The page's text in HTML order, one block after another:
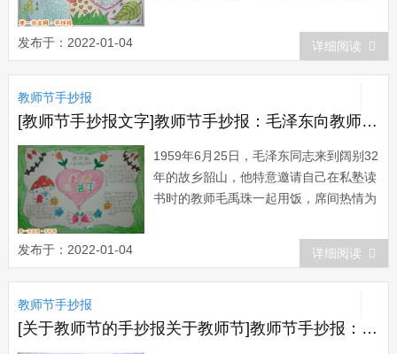
这个名字却显得格外的厚重。师者，传
道、授业、解惑。教师，多么神圣的字
眼。这个名字赋予我们的实在太多太
发布于：2022-01-04 详细阅读
教师节手抄报
[教师节手抄报文字]教师节手抄报：毛泽东向教师敬酒
1959年6月25日，毛泽东同志来到阔别32
年的故乡韶山，他特意邀请自己在私塾读
书时的教师毛禹珠一起用饭，席间热情为
说：“主席敬酒，岂敢岂敢!”毛主席却笑盈
盈地回答：“敬老尊贤，应该应该!”
这幅教师节手抄报排版...
发布于：2022-01-04 详细阅读
教师节手抄报
[关于教师节的手抄报关于教师节]教师节手抄报：教师节的庆祝活动